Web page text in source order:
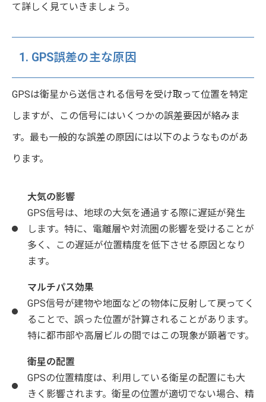
て詳しく見ていきましょう。
1. GPS誤差の主な原因
GPSは衛星から送信される信号を受け取って位置を特定
しますが、この信号にはいくつかの誤差要因が絡みま
す。最も一般的な誤差の原因には以下のようなものがあ
ります。
大気の影響
GPS信号は、地球の大気を通過する際に遅延が発生
します。特に、電離層や対流圏の影響を受けることが
多く、この遅延が位置精度を低下させる原因となり
ます。
マルチパス効果
GPS信号が建物や地面などの物体に反射して戻ってく
ることで、誤った位置が計算されることがあります。
特に都市部や高層ビルの間ではこの現象が顕著です。
衛星の配置
GPSの位置精度は、利用している衛星の配置にも大
きく影響されます。衛星の位置が適切でない場合、精